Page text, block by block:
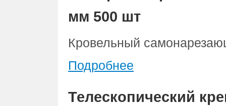
мм 500 шт
Кровельный
Подробнее
Телескопический